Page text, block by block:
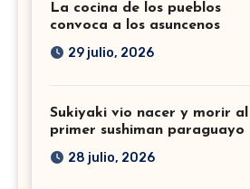
La cocina de los pueblos
convoca a los asuncenos
29 julio, 2026
Sukiyaki vio nacer y morir al
primer sushiman paraguayo
28 julio, 2026